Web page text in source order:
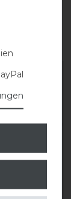
auch